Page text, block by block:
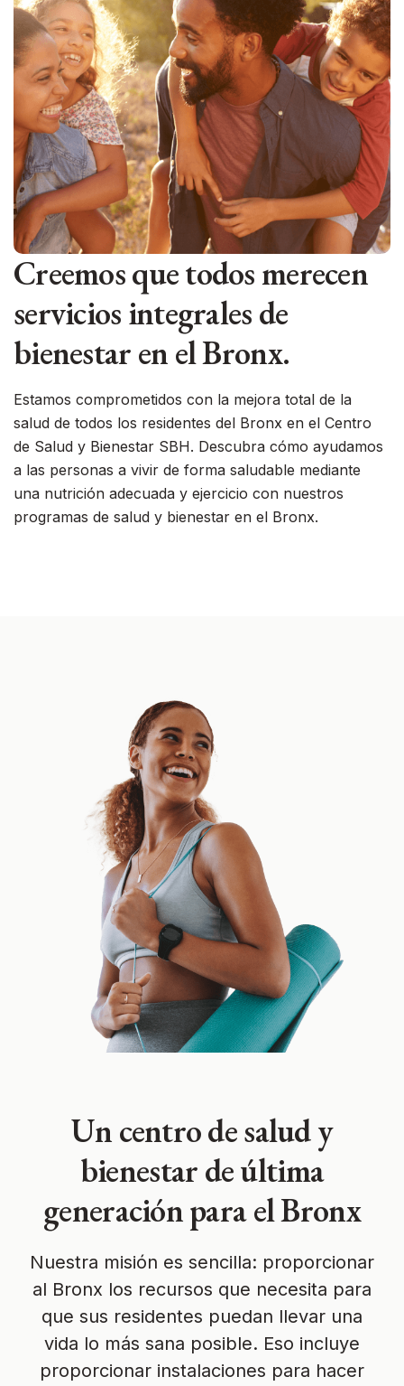
Creemos que todos merecen
servicios integrales de
bienestar en el Bronx.
Estamos comprometidos con la mejora total de la
salud de todos los residentes del Bronx en el Centro
de Salud y Bienestar SBH. Descubra cómo ayudamos
a las personas a vivir de forma saludable mediante
una nutrición adecuada y ejercicio con nuestros
programas de salud y bienestar en el Bronx.
Un centro de salud y
bienestar de última
generación para el Bronx
Nuestra misión es sencilla: proporcionar
al Bronx los recursos que necesita para
que sus residentes puedan llevar una
vida lo más sana posible. Eso incluye
proporcionar instalaciones para hacer